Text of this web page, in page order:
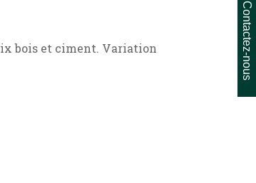
bois et ciment. Variation
Contactez-nous